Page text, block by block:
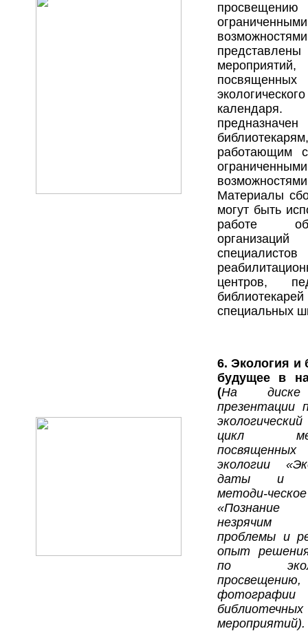
ограниченными
мероприятий,
экологического
предназначен
библиотекарям,
работающим
ограниченными
Материалы
могут быть
работе
организаций
центров,
библиотекарей
специальных
6. Экология и
будущее в
(На диске
презентации
цикл
экологии
даты и
методи-
«Познание
незрячим
проблемы и
опыт
по
фотографии
библиотечных
мероприятий).